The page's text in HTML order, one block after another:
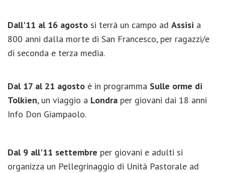
Dall'11 al 16 agosto si terrà un campo ad Assisi a
800 anni dalla morte di San Francesco, per ragazzi/e
di seconda e terza media.
Dal 17 al 21 agosto è in programma Sulle orme di
Tolkien, un viaggio a Londra per giovani dai 18 anni
Info Don Giampaolo.
Dal 9 all'11 settembre per giovani e adulti si
organizza un Pellegrinaggio di Unità Pastorale ad